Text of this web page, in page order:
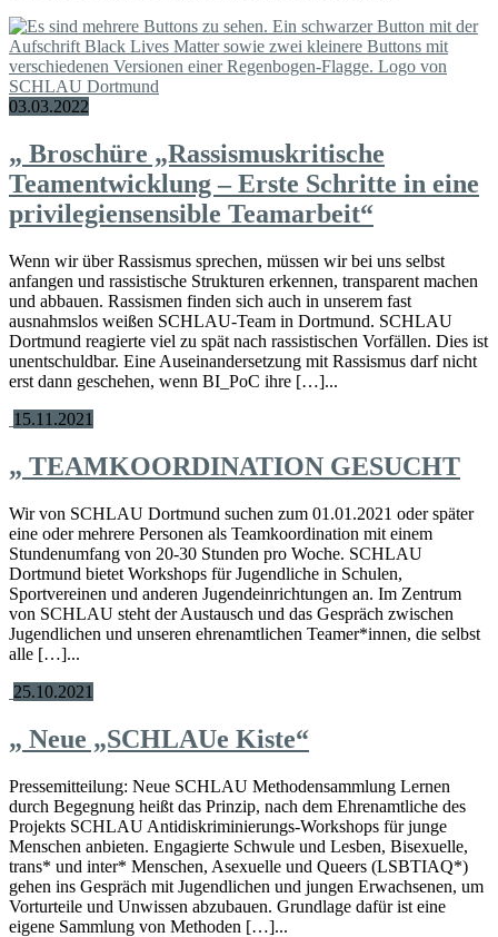
03.03.2022
„ Broschüre „Rassismuskritische
Teamentwicklung – Erste Schritte in eine
privilegiensensible Teamarbeit“
Wenn wir über Rassismus sprechen, müssen wir bei uns selbst
anfangen und rassistische Strukturen erkennen, transparent machen
und abbauen. Rassismen finden sich auch in unserem fast
ausnahmslos weißen SCHLAU-Team in Dortmund. SCHLAU
Dortmund reagierte viel zu spät nach rassistischen Vorfällen. Dies ist
unentschuldbar. Eine Auseinandersetzung mit Rassismus darf nicht
erst dann geschehen, wenn BI_PoC ihre […]...
15.11.2021
„ TEAMKOORDINATION GESUCHT
Wir von SCHLAU Dortmund suchen zum 01.01.2021 oder später
eine oder mehrere Personen als Teamkoordination mit einem
Stundenumfang von 20-30 Stunden pro Woche. SCHLAU
Dortmund bietet Workshops für Jugendliche in Schulen,
Sportvereinen und anderen Jugendeinrichtungen an. Im Zentrum
von SCHLAU steht der Austausch und das Gespräch zwischen
Jugendlichen und unseren ehrenamtlichen Teamer*innen, die selbst
alle […]...
25.10.2021
„ Neue „SCHLAUe Kiste“
Pressemitteilung: Neue SCHLAU Methodensammlung Lernen
durch Begegnung heißt das Prinzip, nach dem Ehrenamtliche des
Projekts SCHLAU Antidiskriminierungs-Workshops für junge
Menschen anbieten. Engagierte Schwule und Lesben, Bisexuelle,
trans* und inter* Menschen, Asexuelle und Queers (LSBTIAQ*)
gehen ins Gespräch mit Jugendlichen und jungen Erwachsenen, um
Vorturteile und Unwissen abzubauen. Grundlage dafür ist eine
eigene Sammlung von Methoden […]...